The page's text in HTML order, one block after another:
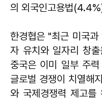
의 외국인고용법
한경협은 "최근 미국
자 유치와 일자리 창
중국은 이미 일부 주
글로벌 경쟁이 치열해
와 국제경쟁력 제고를